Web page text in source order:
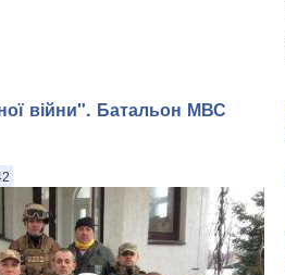
війни". Батальон МВС